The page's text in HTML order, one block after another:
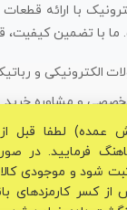
با ارائه
ما با تضمین کیفیت،
الکترونیکی و
و مشاوره خرید
تخصصی قم
عمده) لطفا قبل
فرمایید. در
شود و موجودی
از کسر کارمزدهای